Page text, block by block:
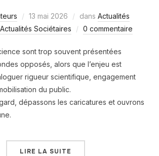
13 mai 2026 dans Actualités
Actualités Sociétaires 0 commentaire
sont trop souvent présentées
opposés, alors que l’enjeu est
rigueur scientifique, engagement
du public.
dépassons les caricatures et ouvrons
LIRE LA SUITE